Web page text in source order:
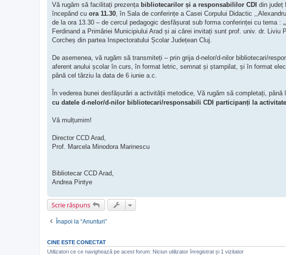
Vă rugăm să facilitați prezența bibliotecarilor și a responsabililor CDI din județ
începând cu ora 11.30 , în Sala de conferințe a Casei Corpului Didactic
de la ora 13.30 – de cercul pedagogic desfășurat sub forma conferinței cu tema :
Ferdinand a Primăriei Municipiului Arad și ai cărei invitați sunt prof. univ. dr.
Corcheș din partea Inspectoratului Școlar Județean Cluj.
De asemenea, vă rugăm să transmiteți – prin grija d-nelor/d-nilor bibliotecari/
aferent anului școlar în curs, în format letric, semnat și ștampilat, și în format
până cel târziu la data de 6 iunie a.c.
În vederea bunei desfășurări a activității metodice, Vă rugăm să completați, până
cu datele d-nelor/d-nilor bibliotecari/responsabili CDI participanți la
Vă mulțumim!
Director CCD Arad,
Prof. Marcela Minodora Marinescu
Bibliotecar CCD Arad,
Andrea Pintye
Scrie răspuns
Înapoi la “Anunturi”
CINE ESTE CONECTAT
Utilizatori ce ce navighează pe acest forum: Niciun utilizator înregistrat și 1 vizitator